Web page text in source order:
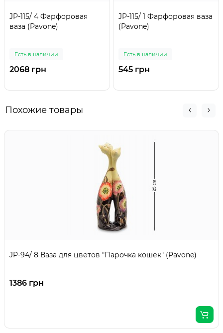
JP-115/ 4 Фарфоровая
ваза (Pavone)
Есть в наличии
2068 грн
JP-115/ 1 Фарфоровая ваза
(Pavone)
Есть в наличии
545 грн
Похожие товары
JP-94/ 8 Ваза для цветов "Парочка кошек" (Pavone)
1386 грн